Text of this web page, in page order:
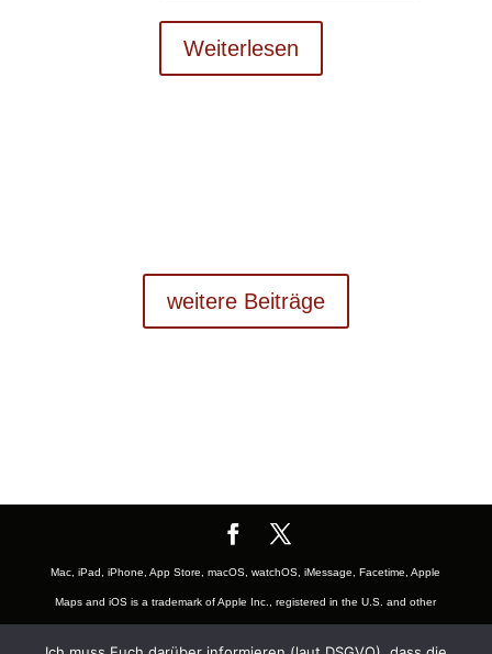
Weiterlesen
weitere Beiträge
Mac, iPad, iPhone, App Store, macOS, watchOS, iMessage, Facetime, Apple
Maps and iOS is a trademark of Apple Inc., registered in the U.S. and other